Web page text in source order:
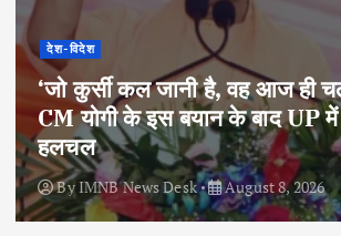
देश-विदेश
‘जो कुर्सी कल जानी है, वह आज ही
CM योगी के इस बयान के बाद UP में
हलचल
ByIMNB News Desk August 8, 2026